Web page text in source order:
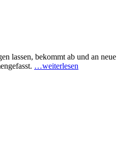
lassen, bekommt ab und an neue
…weiterlesen